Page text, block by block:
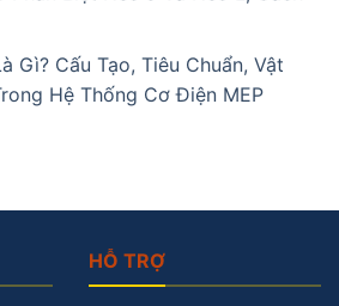
Gì? Cấu Tạo, Tiêu Chuẩn, Vật
Hệ Thống Cơ Điện MEP
HỖ TRỢ